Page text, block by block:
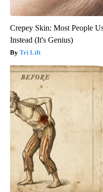
Crepey Skin: Most People
Instead (It's Genius)
Tri Lift